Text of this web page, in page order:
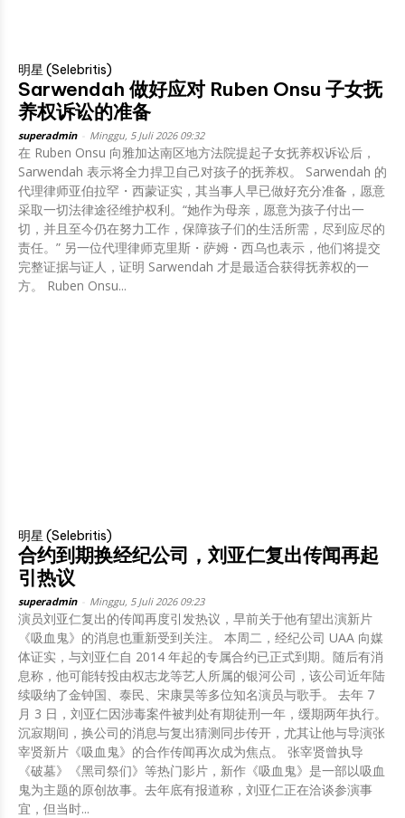
明星 (Selebritis)
Sarwendah 做好应对 Ruben Onsu 子女抚
养权诉讼的准备
superadmin Minggu, 5 Juli 2026 09:32
在 Ruben Onsu 向雅加达南区地方法院提起子女抚养权诉讼后，
Sarwendah 表示将全力捍卫自己对孩子的抚养权。 Sarwendah 的
代理律师亚伯拉罕・西蒙证实，其当事人早已做好充分准备，愿意
采取一切法律途径维护权利。“她作为母亲，愿意为孩子付出一
切，并且至今仍在努力工作，保障孩子们的生活所需，尽到应尽的
责任。” 另一位代理律师克里斯・萨姆・西乌也表示，他们将提交
完整证据与证人，证明 Sarwendah 才是最适合获得抚养权的一
方。 Ruben Onsu...
明星 (Selebritis)
合约到期换经纪公司，刘亚仁复出传闻再起
引热议
superadmin Minggu, 5 Juli 2026 09:23
演员刘亚仁复出的传闻再度引发热议，早前关于他有望出演新片
《吸血鬼》的消息也重新受到关注。 本周二，经纪公司 UAA 向媒
体证实，与刘亚仁自 2014 年起的专属合约已正式到期。随后有消
息称，他可能转投由权志龙等艺人所属的银河公司，该公司近年陆
续吸纳了金钟国、泰民、宋康昊等多位知名演员与歌手。 去年 7
月 3 日，刘亚仁因涉毒案件被判处有期徒刑一年，缓期两年执行。
沉寂期间，换公司的消息与复出猜测同步传开，尤其让他与导演张
宰贤新片《吸血鬼》的合作传闻再次成为焦点。 张宰贤曾执导
《破墓》《黑司祭们》等热门影片，新作《吸血鬼》是一部以吸血
鬼为主题的原创故事。去年底有报道称，刘亚仁正在洽谈参演事
宜，但当时...